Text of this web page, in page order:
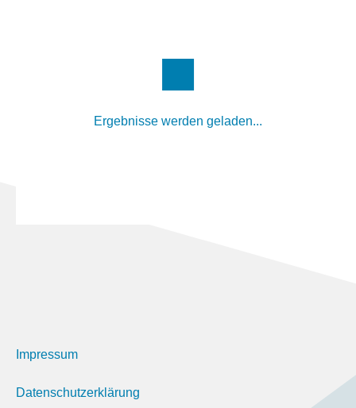
Ergebnisse werden geladen...
Impressum
Datenschutzerklärung